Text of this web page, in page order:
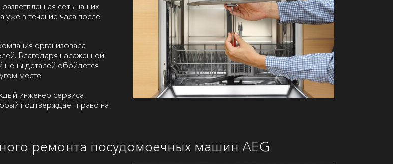
сеть наших
уже в течение часа после
организовала
Благодаря налаженной
цены деталей обойдется
месте.
инженер сервиса
подтверждает право на
ремонта посудомоечных машин AEG